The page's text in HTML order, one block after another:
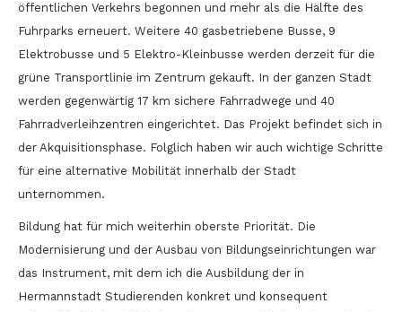
öffentlichen Verkehrs begonnen und mehr als die Hälfte des
Fuhrparks erneuert. Weitere 40 gasbetriebene Busse, 9
Elektrobusse und 5 Elektro-Kleinbusse werden derzeit für die
grüne Transportlinie im Zentrum gekauft. In der ganzen Stadt
werden gegenwärtig 17 km sichere Fahrradwege und 40
Fahrradverleihzentren eingerichtet. Das Projekt befindet sich in
der Akquisitionsphase. Folglich haben wir auch wichtige Schritte
für eine alternative Mobilität innerhalb der Stadt
unternommen.
Bildung hat für mich weiterhin oberste Priorität. Die
Modernisierung und der Ausbau von Bildungseinrichtungen war
das Instrument, mit dem ich die Ausbildung der in
Hermannstadt Studierenden konkret und konsequent